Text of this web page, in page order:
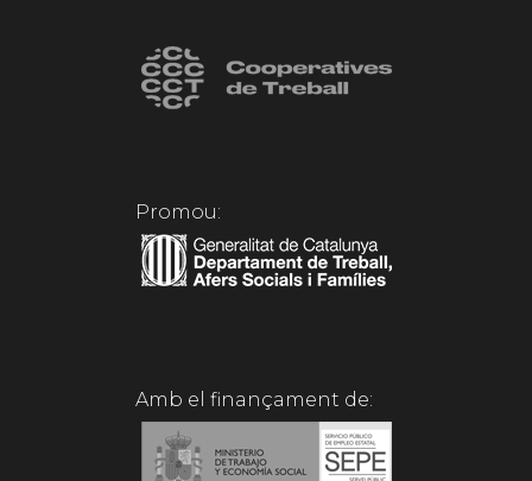
Promou:
Amb el finançament de: